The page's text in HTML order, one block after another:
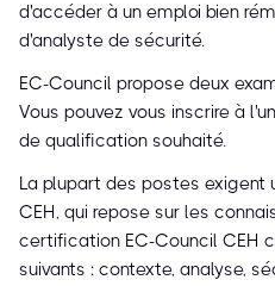
d'accéder à un emploi bien
d'analyste de sécurité.
EC-Council propose deux
Vous pouvez vous inscrire à
de qualification souhaité.
La plupart des postes
CEH, qui repose sur les
certification EC-Council CEH
suivants : contexte, analyse,